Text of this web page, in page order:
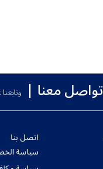
تواصل معنا
اتصل بنا
سياسة